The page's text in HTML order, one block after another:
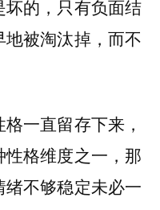
的，只有负面结
被淘汰掉，而不
一直留存下来，
格维度之一，那
不够稳定未必一